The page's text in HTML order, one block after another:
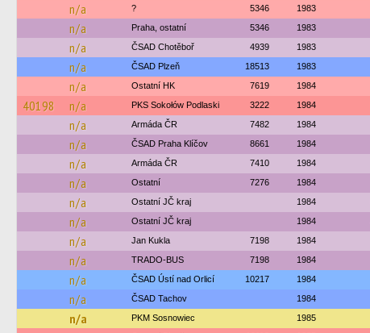
n/a ? 5346 1983
n/a Praha, ostatní 5346 1983
n/a ČSAD Chotěboř 4939 1983
n/a ČSAD Plzeň 18513 1983
n/a Ostatní HK 7619 1984
40198 n/a PKS Sokołów Podlaski 3222 1984
n/a Armáda ČR 7482 1984
n/a ČSAD Praha Klíčov 8661 1984
n/a Armáda ČR 7410 1984
n/a Ostatní 7276 1984
n/a Ostatní JČ kraj 1984
n/a Ostatní JČ kraj 1984
n/a Jan Kukla 7198 1984
n/a TRADO-BUS 7198 1984
n/a ČSAD Ústí nad Orlicí 10217 1984
n/a ČSAD Tachov 1984
n/a PKM Sosnowiec 1985